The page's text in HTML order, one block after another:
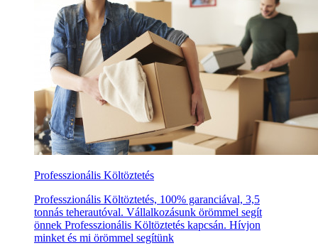
Professzionális Költöztetés
Professzionális Költöztetés, 100% garanciával, 3,5
tonnás teherautóval. Vállalkozásunk örömmel segít
önnek Professzionális Költöztetés kapcsán. Hívjon
minket és mi örömmel segítünk